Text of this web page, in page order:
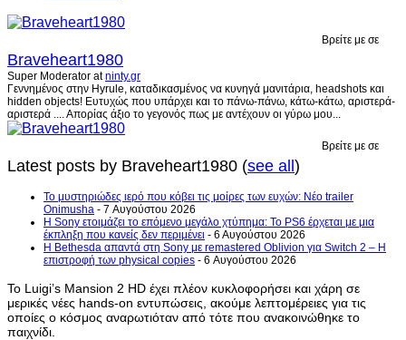
Βρείτε με σε
Braveheart1980
Super Moderator atninty.gr
Γεννημένος στην Hyrule, καταδικασμένος να κυνηγά μανιτάρια, headshots και
hidden objects! Ευτυχώς που υπάρχει και το πάνω-πάνω, κάτω-κάτω, αριστερά-
αριστερά .... Απορίας άξιο το γεγονός πως με αντέχουν οι γύρω μου...
Βρείτε με σε
Latest posts by Braveheart1980 (see all)
Το μυστηριώδες ιερό που κόβει τις μοίρες των ευχών: Νέο trailer
Onimusha - 7 Αυγούστου 2026
Η Sony ετοιμάζει το επόμενο μεγάλο χτύπημα: Το PS6 έρχεται με μια
έκπληξη που κανείς δεν περιμένει - 6 Αυγούστου 2026
Η Bethesda απαντά στη Sony με remastered Oblivion για Switch 2 – Η
επιστροφή των physical copies - 6 Αυγούστου 2026
Το Luigi’s Mansion 2 HD έχει πλέον κυκλοφορήσει και χάρη σε
μερικές νέες hands-on εντυπώσεις, ακούμε λεπτομέρειες για τις
οποίες ο κόσμος αναρωτιόταν από τότε που ανακοινώθηκε το
παιχνίδι.